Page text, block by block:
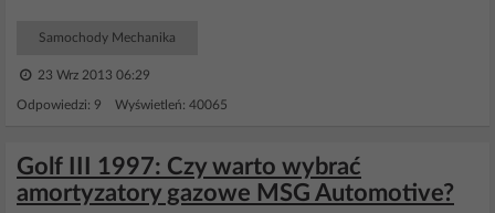
Samochody Mechanika
23 Wrz 2013 06:29
Odpowiedzi: 9 Wyświetleń: 40065
Golf III 1997: Czy warto wybrać
amortyzatory gazowe MSG Automotive?